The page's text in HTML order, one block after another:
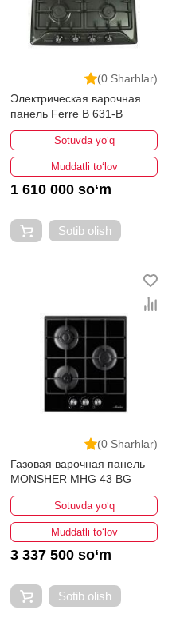
(0 Sharhlar)
Электрическая варочная
панель Ferre B 631-B
Sotuvda yo‘q
Muddatli to‘lov
1 610 000 so‘m
Sotib olish
(0 Sharhlar)
Газовая варочная панель
MONSHER MHG 43 BG
Sotuvda yo‘q
Muddatli to‘lov
3 337 500 so‘m
Sotib olish